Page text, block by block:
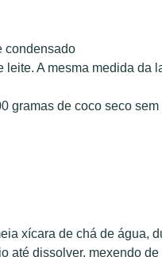
condensado
leite. A mesma medida da
gramas de coco seco
xícara de chá de água,
até dissolver, mexendo